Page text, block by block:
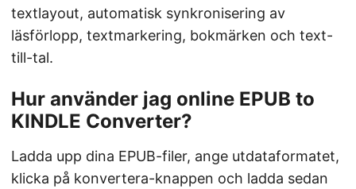
textlayout, automatisk synkronisering av
läsförlopp, textmarkering, bokmärken och text-
till-tal.
Hur använder jag online EPUB to
KINDLE Converter?
Ladda upp dina EPUB-filer, ange utdataformatet,
klicka på konvertera-knappen och ladda sedan